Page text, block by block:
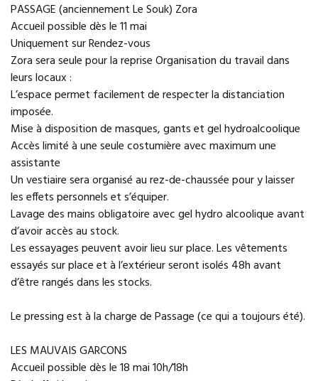
PASSAGE (anciennement Le Souk) Zora
Accueil possible dès le 11 mai
Uniquement sur Rendez-vous
Zora sera seule pour la reprise Organisation du travail dans
leurs locaux :
L’espace permet facilement de respecter la distanciation
imposée.
Mise à disposition de masques, gants et gel hydroalcoolique
Accès limité à une seule costumière avec maximum une
assistante
Un vestiaire sera organisé au rez-de-chaussée pour y laisser
les effets personnels et s’équiper.
Lavage des mains obligatoire avec gel hydro alcoolique avant
d’avoir accès au stock.
Les essayages peuvent avoir lieu sur place. Les vêtements
essayés sur place et à l’extérieur seront isolés 48h avant
d’être rangés dans les stocks.
Le pressing est à la charge de Passage (ce qui a toujours été).
LES MAUVAIS GARCONS
Accueil possible dès le 18 mai 10h/18h